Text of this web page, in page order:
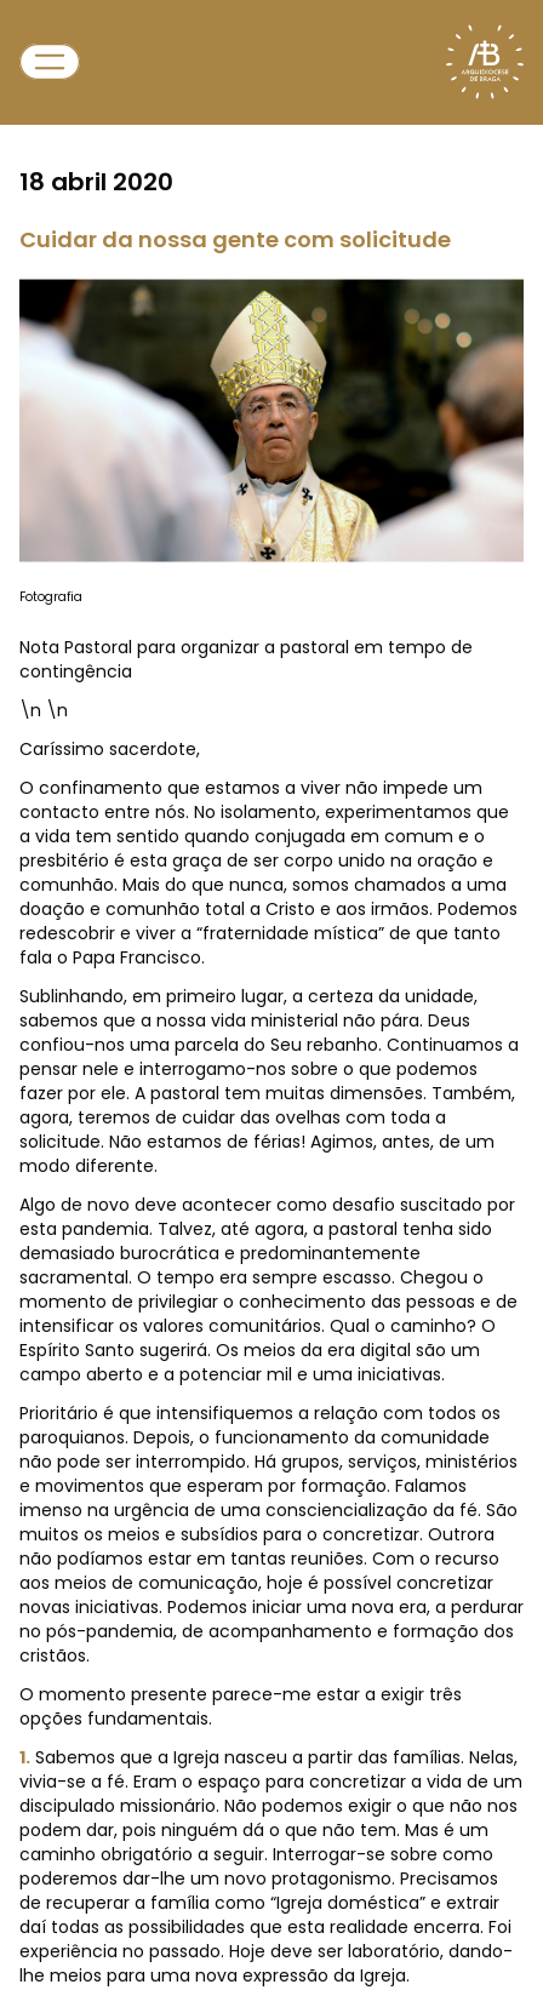
18 abril 2020
Cuidar da nossa gente com solicitude
Fotografia
Nota Pastoral para organizar a pastoral em tempo de
contingência
\n \n
Caríssimo sacerdote,
O confinamento que estamos a viver não impede um
contacto entre nós. No isolamento, experimentamos que
a vida tem sentido quando conjugada em comum e o
presbitério é esta graça de ser corpo unido na oração e
comunhão. Mais do que nunca, somos chamados a uma
doação e comunhão total a Cristo e aos irmãos. Podemos
redescobrir e viver a “fraternidade mística” de que tanto
fala o Papa Francisco.
Sublinhando, em primeiro lugar, a certeza da unidade,
sabemos que a nossa vida ministerial não pára. Deus
confiou-nos uma parcela do Seu rebanho. Continuamos a
pensar nele e interrogamo-nos sobre o que podemos
fazer por ele. A pastoral tem muitas dimensões. Também,
agora, teremos de cuidar das ovelhas com toda a
solicitude. Não estamos de férias! Agimos, antes, de um
modo diferente.
Algo de novo deve acontecer como desafio suscitado por
esta pandemia. Talvez, até agora, a pastoral tenha sido
demasiado burocrática e predominantemente
sacramental. O tempo era sempre escasso. Chegou o
momento de privilegiar o conhecimento das pessoas e de
intensificar os valores comunitários. Qual o caminho? O
Espírito Santo sugerirá. Os meios da era digital são um
campo aberto e a potenciar mil e uma iniciativas.
Prioritário é que intensifiquemos a relação com todos os
paroquianos. Depois, o funcionamento da comunidade
não pode ser interrompido. Há grupos, serviços, ministérios
e movimentos que esperam por formação. Falamos
imenso na urgência de uma consciencialização da fé. São
muitos os meios e subsídios para o concretizar. Outrora
não podíamos estar em tantas reuniões. Com o recurso
aos meios de comunicação, hoje é possível concretizar
novas iniciativas. Podemos iniciar uma nova era, a perdurar
no pós-pandemia, de acompanhamento e formação dos
cristãos.
O momento presente parece-me estar a exigir três
opções fundamentais.
1. Sabemos que a Igreja nasceu a partir das famílias. Nelas,
vivia-se a fé. Eram o espaço para concretizar a vida de um
discipulado missionário. Não podemos exigir o que não nos
podem dar, pois ninguém dá o que não tem. Mas é um
caminho obrigatório a seguir. Interrogar-se sobre como
poderemos dar-lhe um novo protagonismo. Precisamos
de recuperar a família como “Igreja doméstica” e extrair
daí todas as possibilidades que esta realidade encerra. Foi
experiência no passado. Hoje deve ser laboratório, dando-
lhe meios para uma nova expressão da Igreja.